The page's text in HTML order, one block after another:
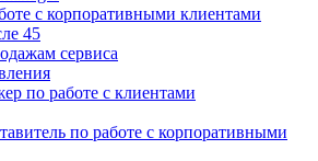
с корпоративными клиентами
45
сервиса
по работе с клиентами
по работе с корпоративными